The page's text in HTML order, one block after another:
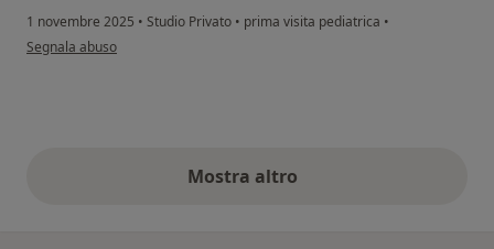
1 novembre 2025 • Studio Privato • prima visita pediatrica •
secondo l'opinione dell'utente Lia Izzo
Segnala abuso
Mostra altroopinioni di cui sopra